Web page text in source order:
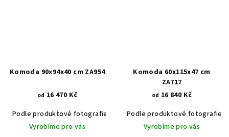
Komoda 90x94x40 cm ZA954
od 16 470 Kč
Podle produktové fotografie
Akát vintage BT1551
Dub světlý
Vyrobíme pro vás
Komoda 60x115x47 cm
ZA717
od 16 840 Kč
Podle produktové fotografie
Vyrobíme pro vás